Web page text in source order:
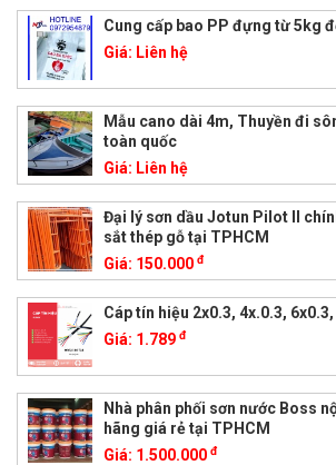
Cung cấp bao PP đựng từ 5kg
Giá: Liên hệ
Mẫu cano dài 4m, Thuyền đi
toàn quốc
Giá: Liên hệ
Đại lý sơn dầu Jotun Pilot II
sắt thép gỗ tại TPHCM
Giá: 150.000 đ
Cáp tín hiệu 2x0.3, 4x.0.3,
Giá: 1.789 đ
Nhà phân phối sơn nước Boss
hãng giá rẻ tại TPHCM
Giá: 1.500.000 đ